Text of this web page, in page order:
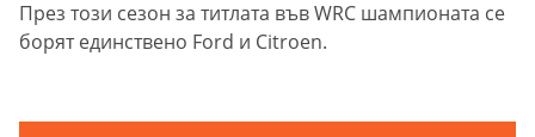
През този сезон за титлата във WRC шампионата се
борят единствено Ford и Citroen.